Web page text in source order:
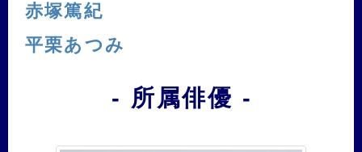
赤塚篤紀
平栗あつみ
- 所属俳優 -